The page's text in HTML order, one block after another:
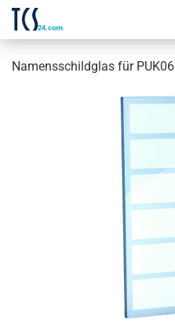
Namensschildglas für PUK06